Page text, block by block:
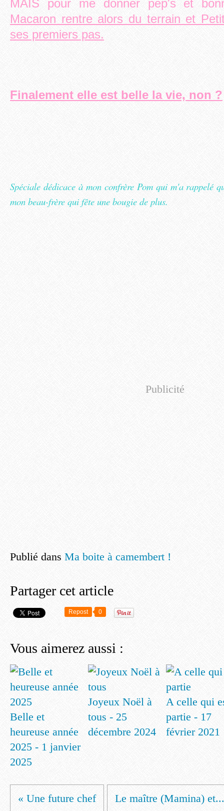
MAIS pour me donner pep's et
Macaron rentre alors du terrain et
ses premiers pas.
Finalement elle est belle la vie, non ?
Spéciale dédicace à mon confrère Pom qui m'a rappelé
mon beau-frère qui fête une bougie de plus.
Publicité
Publié dans Ma boite à camembert !
Partager cet article
Repost 0
Vous aimerez aussi :
Belle et
heureuse année
2025 - 1 janvier
2025
Joyeux Noël à
tous - 25
décembre 2024
A celle qui
partie - 17
février 2021
« Une future chef Le maître (Mamina)